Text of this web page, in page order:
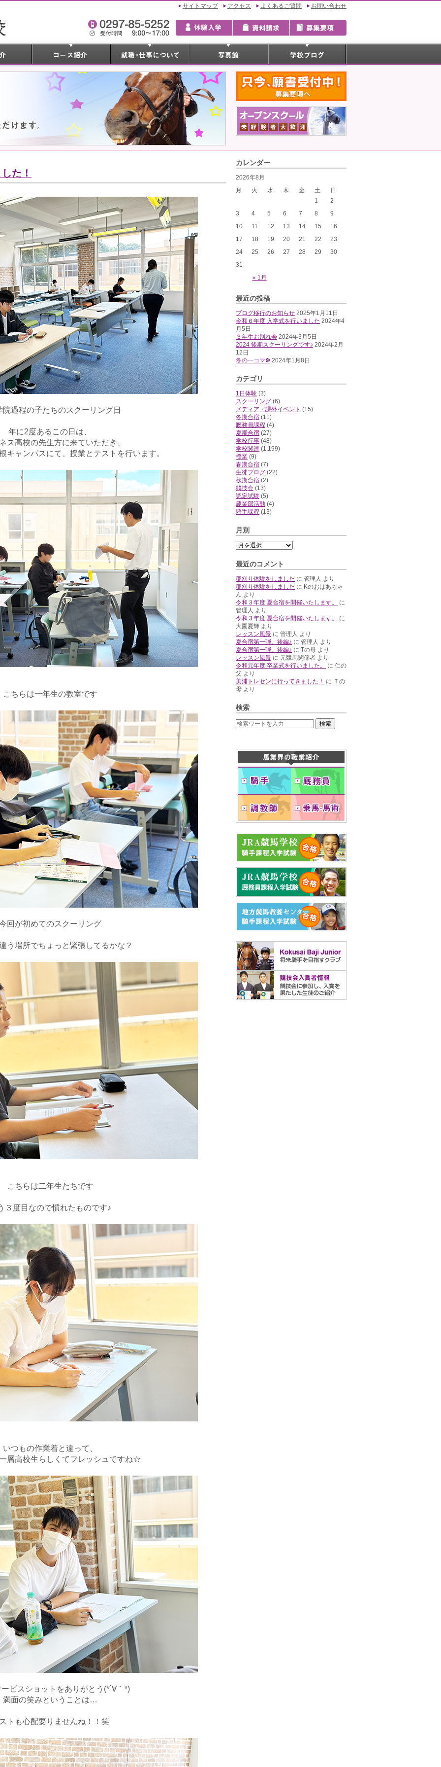
サイトマップ アクセス よくあるご質問 お問い合わせ
た！
院過程の子たちのスクーリング日
年に2度あるこの日は、
ス高校の先生方に来ていただき、
キャンパスにて、授業とテストを行います。
こちらは一年生の教室です
回が初めてのスクーリング
う場所でちょっと緊張してるかな？
こちらは二年生たちです
３度目なので慣れたものです♪
いつもの作業着と違って、
層高校生らしくてフレッシュですね☆
ビスショットをありがとう(*´∀｀*)
満面の笑みということは…
トも心配要りませんね！！笑
カレンダー
2026年8月
月
火 水 木 金 土 日
« 1月
1
2
3
4 5 6 7 8
9
10
11 12 13 14 15
16
17
18 19 20 21 22
23
24
25 26 27 28 29
30
31
最近の投稿
ブログ移行のお知らせ 2025年1月11日
令和６年度 入学式を行いました 2024年4
月5日
３年生お別れ会 2024年3月5日
2024 後期スクーリングです♪ 2024年2月
12日
冬の一コマ❆ 2024年1月8日
カテゴリ
1日体験 (3)
スクーリング (6)
メディア・課外イベント (15)
冬期合宿 (11)
厩務員課程 (4)
夏期合宿 (27)
学校行事 (48)
学校関連 (1,199)
授業 (9)
春期合宿 (7)
生徒ブログ (22)
秋期合宿 (2)
競技会 (13)
認定試験 (5)
農業部活動 (4)
騎手課程 (13)
月別
最近のコメント
稲刈り体験をしました に 管理人 より
稲刈り体験をしました に Kのおばあちゃ
ん より
令和３年度 夏合宿を開催いたします。
に
管理人 より
令和３年度 夏合宿を開催いたします。
に
大園夏輝 より
レッスン風景 に 管理人 より
夏合宿第一弾、後編♪ に 管理人 より
夏合宿第一弾、後編♪ に Tの母 より
レッスン風景 に 元競馬関係者 より
令和元年度 卒業式を行いました。
に 仁の
父 より
美浦トレセンに行ってきました！
に Ｔの
母 より
検索
検索